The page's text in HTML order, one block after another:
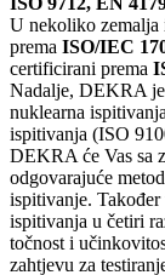
U nekoliko
prema ISO/IEC
certificirani prema
Nadalje, DEKRA
nuklearna
ispitivanja (ISO
DEKRA će Vas sa
odgovarajuće
ispitivanje.
ispitivanja u četiri
točnost i
zahtjevu za